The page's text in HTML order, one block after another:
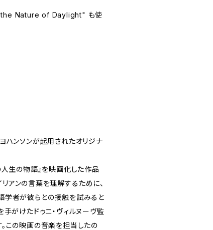
the Nature of Daylight" も使
ハンソンが起用されたオリジナ
人生の物語』を映画化した作品
アンの言葉を理解するために、
学者が彼らとの接触を試みると
手がけたドゥニ・ヴィルヌーヴ監
この映画の音楽を担当したの